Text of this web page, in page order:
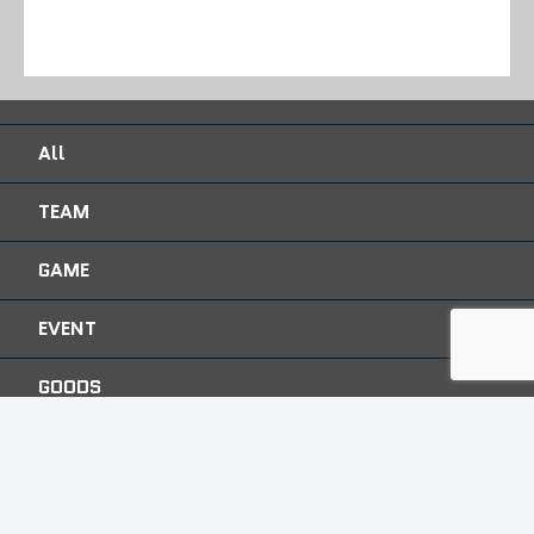
All
TEAM
GAME
EVENT
GOODS